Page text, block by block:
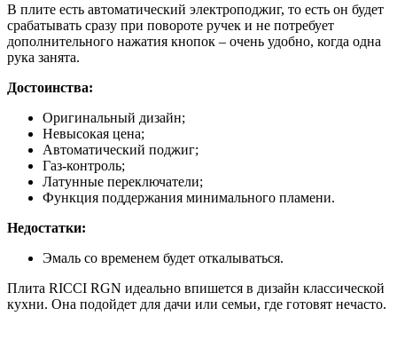
В плите есть автоматический электроподжиг, то есть он будет
срабатывать сразу при повороте ручек и не потребует
дополнительного нажатия кнопок – очень удобно, когда одна
рука занята.
Достоинства:
Оригинальный дизайн;
Невысокая цена;
Автоматический поджиг;
Газ-контроль;
Латунные переключатели;
Функция поддержания минимального пламени.
Недостатки:
Эмаль со временем будет откалываться.
Плита RICCI RGN идеально впишется в дизайн классической
кухни. Она подойдет для дачи или семьи, где готовят нечасто.